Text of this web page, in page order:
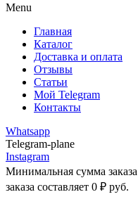
Menu
Главная
Каталог
Доставка и оплата
Отзывы
Статьи
Мой Telegram
Контакты
Whatsapp
Telegram-plane
Instagram
Минимальная сумма заказа
заказа составляет 0 ₽ руб.